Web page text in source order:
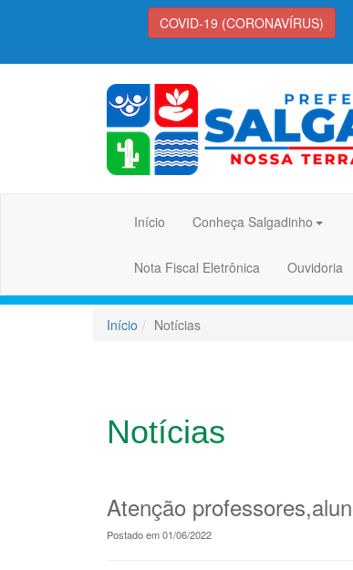
COVID-19 (CORONAVÍRUS)
Início Conheça Salgadinho
Nota Fiscal Eletrônica Ouvidoria
Início Notícias
Notícias
Atenção
Postado em 01/06/2022